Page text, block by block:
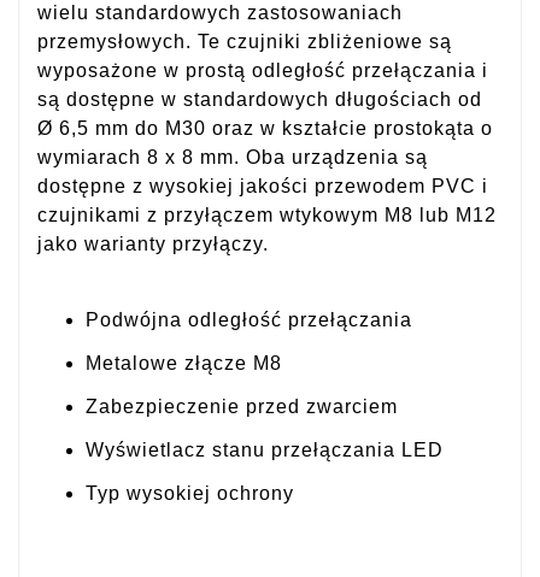
wielu standardowych zastosowaniach
przemysłowych. Te czujniki zbliżeniowe są
wyposażone w prostą odległość przełączania i
są dostępne w standardowych długościach od
Ø 6,5 mm do M30 oraz w kształcie prostokąta o
wymiarach 8 x 8 mm. Oba urządzenia są
dostępne z wysokiej jakości przewodem PVC i
czujnikami z przyłączem wtykowym M8 lub M12
jako warianty przyłączy.
Podwójna odległość przełączania
Metalowe złącze M8
Zabezpieczenie przed zwarciem
Wyświetlacz stanu przełączania LED
Typ wysokiej ochrony